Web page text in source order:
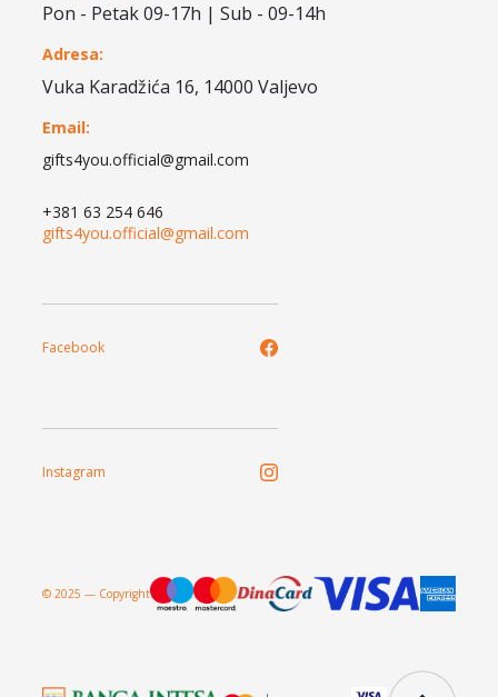
Pon - Petak 09-17h | Sub - 09-14h
Adresa:
Vuka Karadžića 16, 14000 Valjevo
Email:
gifts4you.official@gmail.com
+381 63 254 646
gifts4you.official@gmail.com
Facebook
Instagram
© 2025 — Copyright